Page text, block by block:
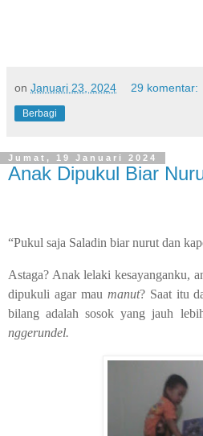
on Januari 23, 2024 29 komentar:
Berbagi
Jumat, 19 Januari 2024
Anak Dipukul Biar
“Pukul saja Saladin biar nurut dan
Astaga? Anak lelaki kesayanganku,
dipukuli agar mau manut? Saat itu
bilang adalah sosok yang jauh
nggerundel.